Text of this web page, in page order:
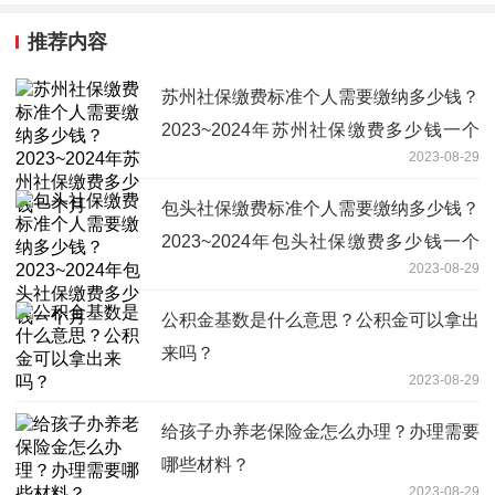
推荐内容
苏州社保缴费标准个人需要缴纳多少钱？
2023~2024年苏州社保缴费多少钱一个
2023-08-29
包头社保缴费标准个人需要缴纳多少钱？
2023~2024年包头社保缴费多少钱一个
2023-08-29
公积金基数是什么意思？公积金可以拿出
来吗？
2023-08-29
给孩子办养老保险金怎么办理？办理需要
哪些材料？
2023-08-29